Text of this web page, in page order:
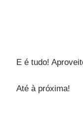
E é tudo!
Até à próxima!